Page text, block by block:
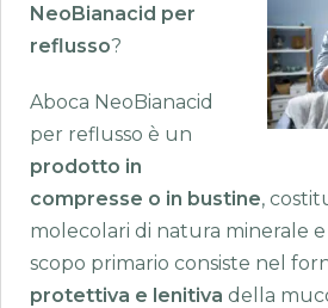
NeoBianacid per
reflusso?
Aboca NeoBianacid
per reflusso è un
prodotto in
compresse o in bustine,
molecolari di natura minerale
scopo primario consiste nel
protettiva e lenitiva della